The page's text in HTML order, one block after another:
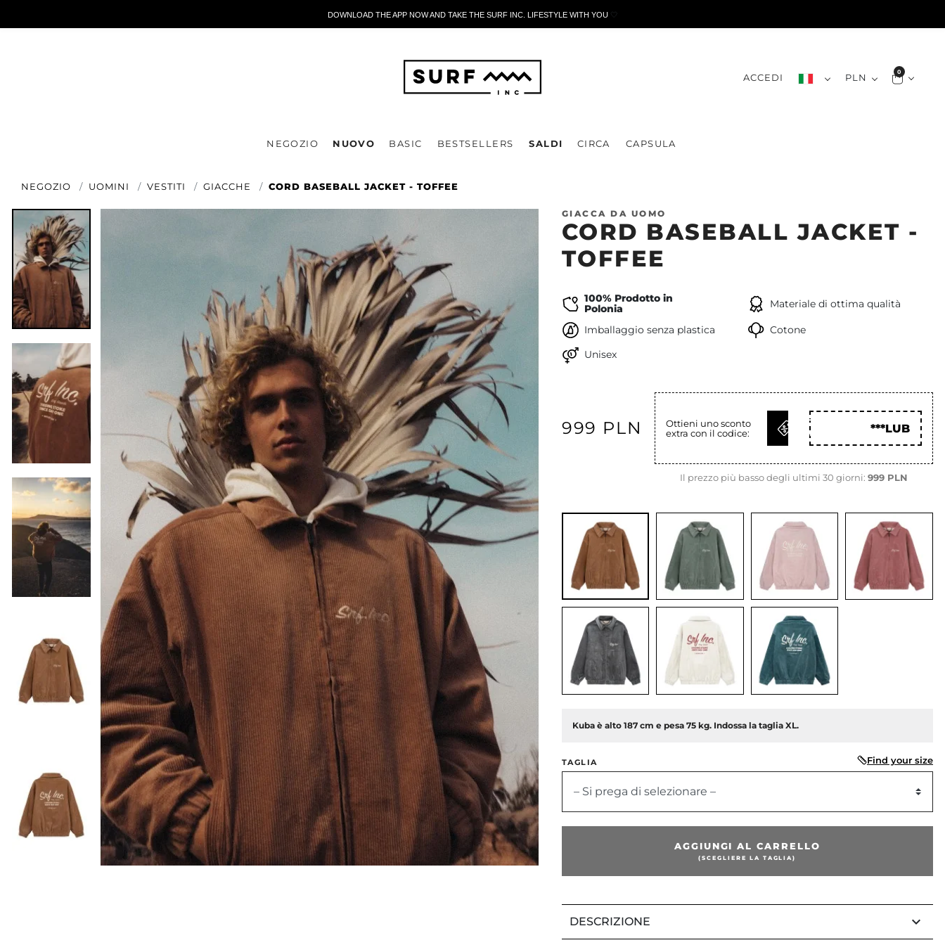
DOWNLOAD THE APP NOW AND TAKE THE SURF INC. LIFESTYLE WITH YOU🤍
ACCEDI PLN 0
NEGOZIO NUOVO BASIC BESTSELLERS SALDI CIRCA CAPSULA
NEGOZIO UOMINI VESTITI GIACCHE CORD BASEBALL JACKET - TOFFEE
GIACCA DA UOMO
CORD BASEBALL JACKET -
TOFFEE
100% Prodotto in
Polonia
Materiale di ottima qualità
Imballaggio senza plastica
Cotone
Unisex
999 PLN
Ottieni uno sconto
extra con il codice:
OTTIENI
COD
***LUB
Il prezzo più basso degli ultimi 30 giorni: 999 PLN
Kuba è alto 187 cm e pesa 75 kg. Indossa la taglia XL.
TAGLIA Find your size
– Si prega di selezionare –
AGGIUNGI AL CARRELLO
(SCEGLIERE LA TAGLIA)
DESCRIZIONE keyboard_arrow_down